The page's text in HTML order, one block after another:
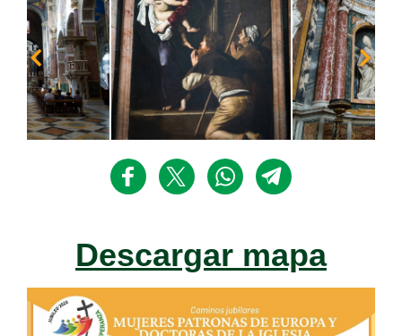
Descargar mapa